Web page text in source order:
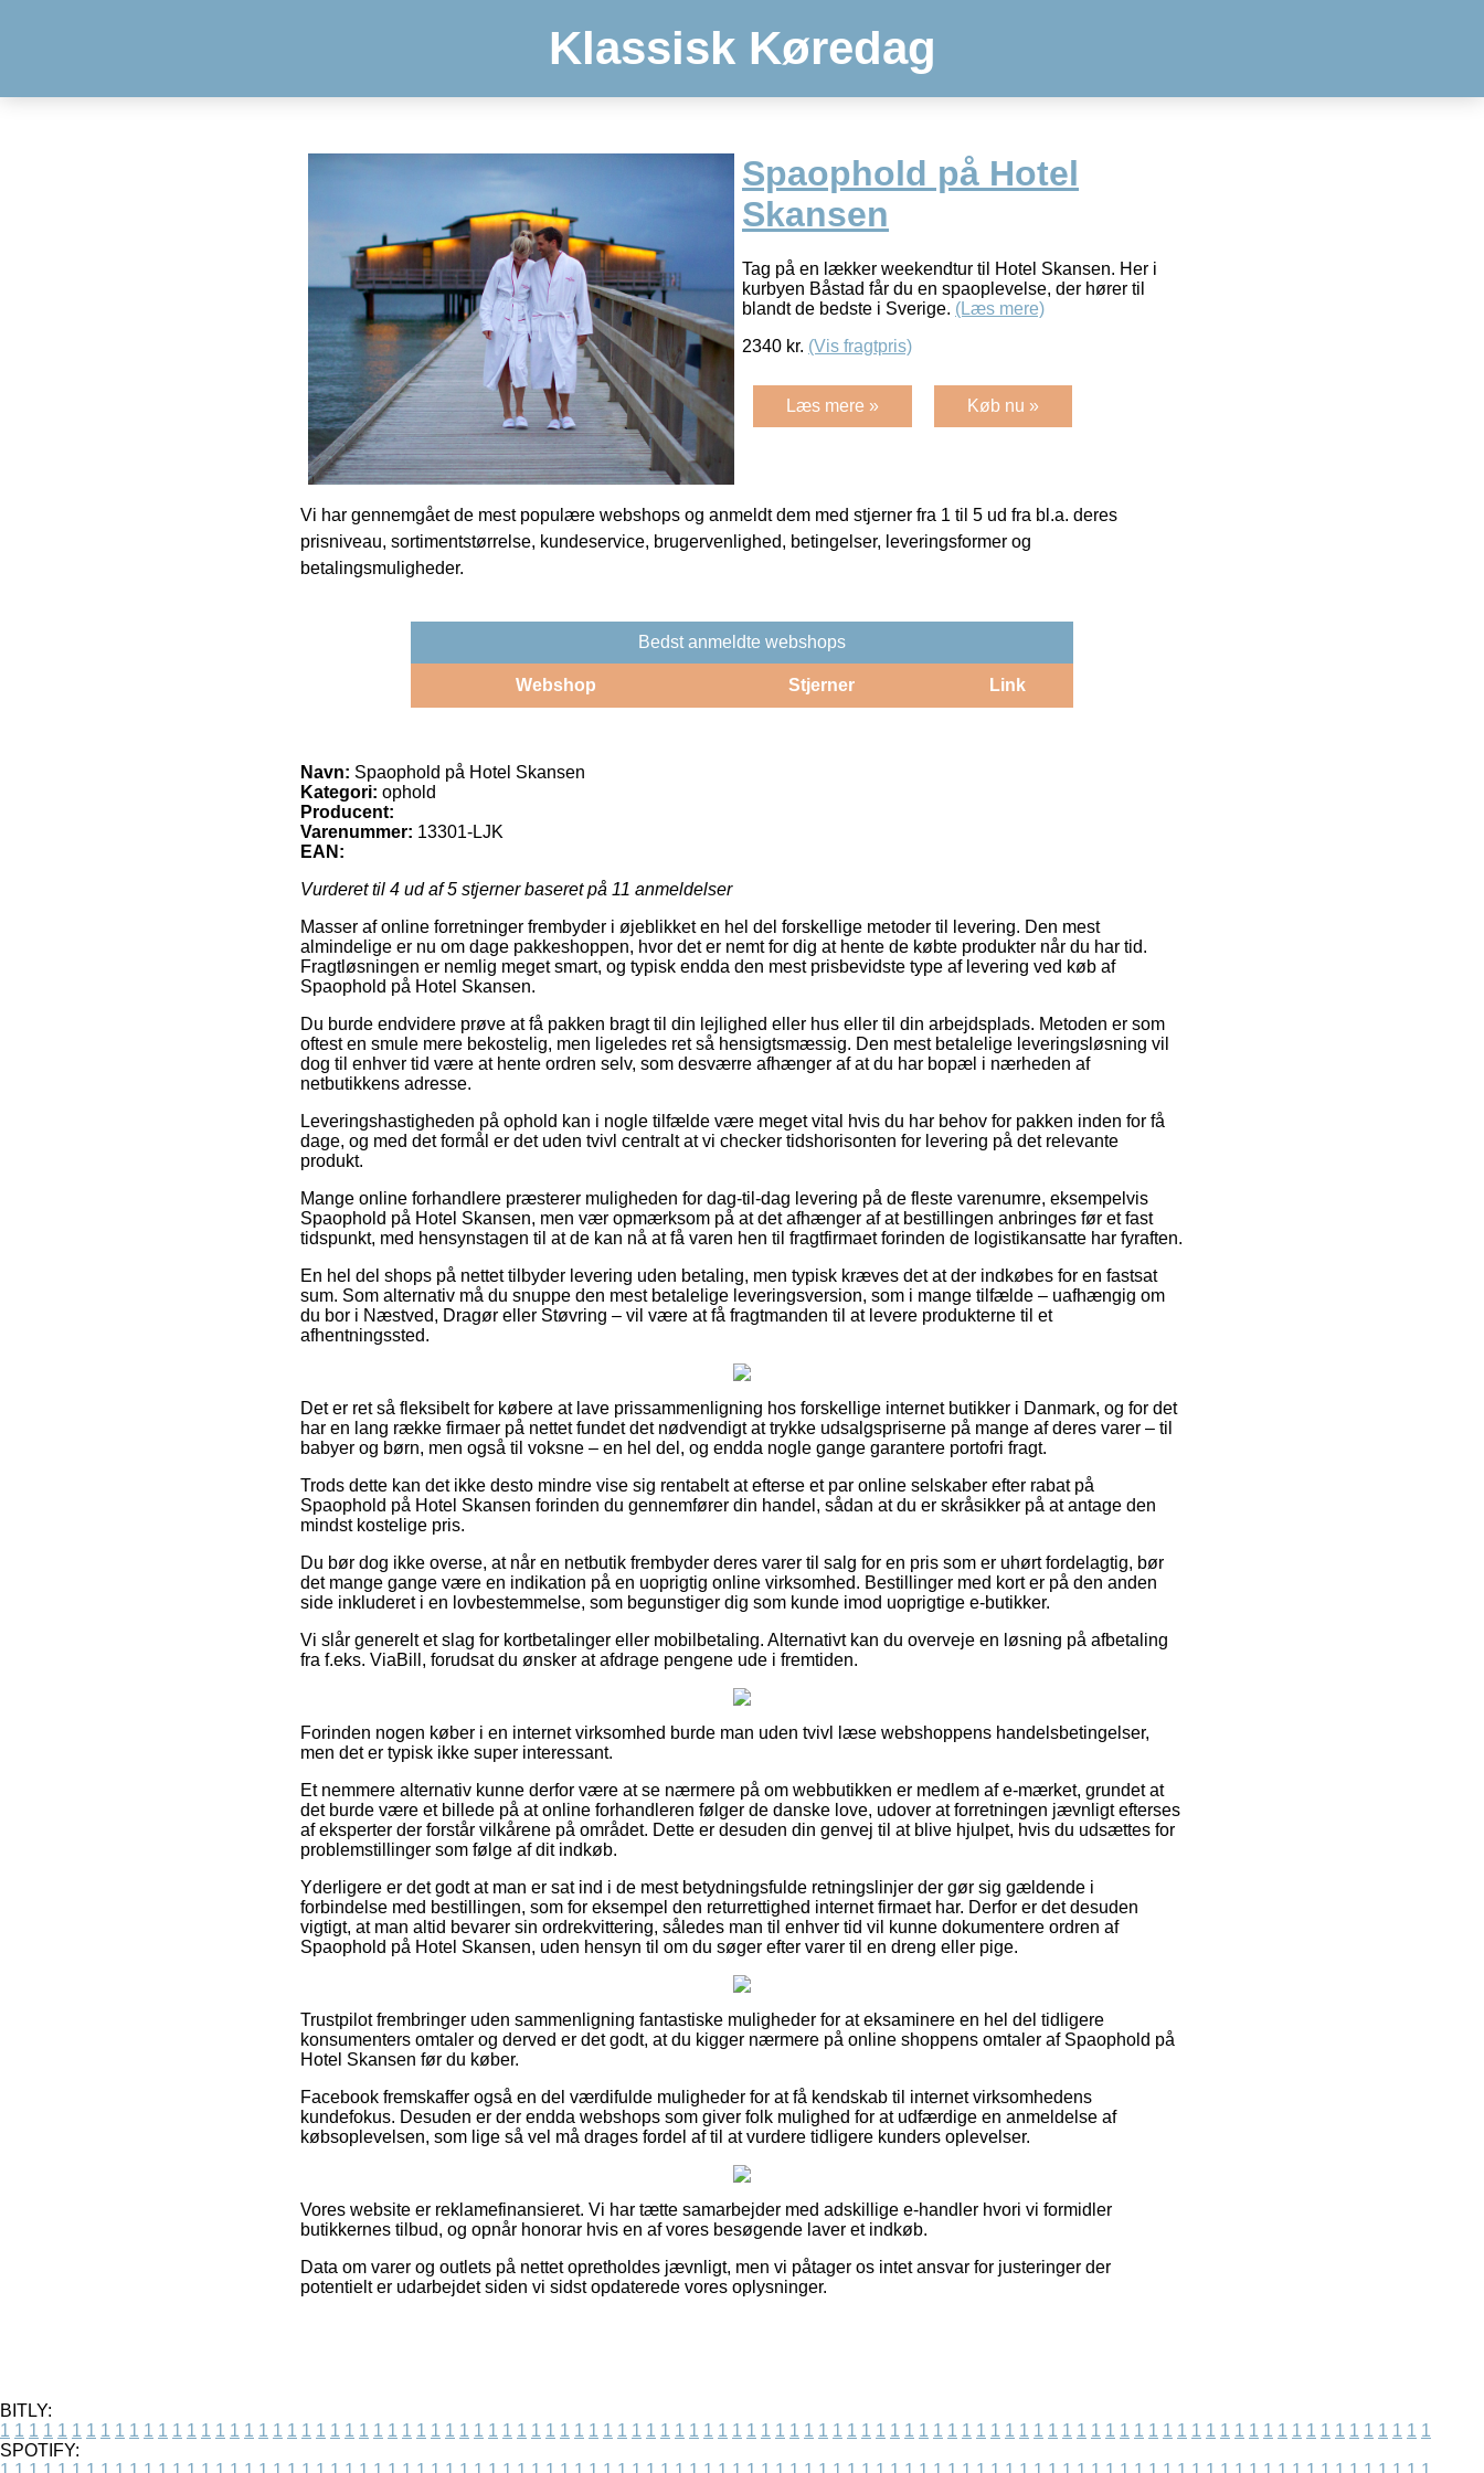
Klassisk Køredag
Spaophold på Hotel
Skansen
Tag på en lækker weekendtur til Hotel Skansen. Her i
kurbyen Båstad får du en spaoplevelse, der hører til
blandt de bedste i Sverige. (Læs mere)
2340 kr. (Vis fragtpris)
Læs mere » Køb nu »
Vi har gennemgået de mest populære webshops og anmeldt dem med stjerner fra 1 til 5 ud fra bl.a. deres
prisniveau, sortimentstørrelse, kundeservice, brugervenlighed, betingelser, leveringsformer og
betalingsmuligheder.
Bedst anmeldte webshops
Webshop Stjerner Link
Navn: Spaophold på Hotel Skansen
Kategori: ophold
Producent:
Varenummer: 13301-LJK
EAN:
Vurderet til 4 ud af 5 stjerner baseret på 11 anmeldelser
Masser af online forretninger frembyder i øjeblikket en hel del forskellige metoder til levering. Den mest
almindelige er nu om dage pakkeshoppen, hvor det er nemt for dig at hente de købte produkter når du har tid.
Fragtløsningen er nemlig meget smart, og typisk endda den mest prisbevidste type af levering ved køb af
Spaophold på Hotel Skansen.
Du burde endvidere prøve at få pakken bragt til din lejlighed eller hus eller til din arbejdsplads. Metoden er som
oftest en smule mere bekostelig, men ligeledes ret så hensigtsmæssig. Den mest betalelige leveringsløsning vil
dog til enhver tid være at hente ordren selv, som desværre afhænger af at du har bopæl i nærheden af
netbutikkens adresse.
Leveringshastigheden på ophold kan i nogle tilfælde være meget vital hvis du har behov for pakken inden for få
dage, og med det formål er det uden tvivl centralt at vi checker tidshorisonten for levering på det relevante
produkt.
Mange online forhandlere præsterer muligheden for dag-til-dag levering på de fleste varenumre, eksempelvis
Spaophold på Hotel Skansen, men vær opmærksom på at det afhænger af at bestillingen anbringes før et fast
tidspunkt, med hensynstagen til at de kan nå at få varen hen til fragtfirmaet forinden de logistikansatte har fyraften.
En hel del shops på nettet tilbyder levering uden betaling, men typisk kræves det at der indkøbes for en fastsat
sum. Som alternativ må du snuppe den mest betalelige leveringsversion, som i mange tilfælde – uafhængig om
du bor i Næstved, Dragør eller Støvring – vil være at få fragtmanden til at levere produkterne til et
afhentningssted.
Det er ret så fleksibelt for købere at lave prissammenligning hos forskellige internet butikker i Danmark, og for det
har en lang række firmaer på nettet fundet det nødvendigt at trykke udsalgspriserne på mange af deres varer – til
babyer og børn, men også til voksne – en hel del, og endda nogle gange garantere portofri fragt.
Trods dette kan det ikke desto mindre vise sig rentabelt at efterse et par online selskaber efter rabat på
Spaophold på Hotel Skansen forinden du gennemfører din handel, sådan at du er skråsikker på at antage den
mindst kostelige pris.
Du bør dog ikke overse, at når en netbutik frembyder deres varer til salg for en pris som er uhørt fordelagtig, bør
det mange gange være en indikation på en uoprigtig online virksomhed. Bestillinger med kort er på den anden
side inkluderet i en lovbestemmelse, som begunstiger dig som kunde imod uoprigtige e-butikker.
Vi slår generelt et slag for kortbetalinger eller mobilbetaling. Alternativt kan du overveje en løsning på afbetaling
fra f.eks. ViaBill, forudsat du ønsker at afdrage pengene ude i fremtiden.
Forinden nogen køber i en internet virksomhed burde man uden tvivl læse webshoppens handelsbetingelser,
men det er typisk ikke super interessant.
Et nemmere alternativ kunne derfor være at se nærmere på om webbutikken er medlem af e-mærket, grundet at
det burde være et billede på at online forhandleren følger de danske love, udover at forretningen jævnligt efterses
af eksperter der forstår vilkårene på området. Dette er desuden din genvej til at blive hjulpet, hvis du udsættes for
problemstillinger som følge af dit indkøb.
Yderligere er det godt at man er sat ind i de mest betydningsfulde retningslinjer der gør sig gældende i
forbindelse med bestillingen, som for eksempel den returrettighed internet firmaet har. Derfor er det desuden
vigtigt, at man altid bevarer sin ordrekvittering, således man til enhver tid vil kunne dokumentere ordren af
Spaophold på Hotel Skansen, uden hensyn til om du søger efter varer til en dreng eller pige.
Trustpilot frembringer uden sammenligning fantastiske muligheder for at eksaminere en hel del tidligere
konsumenters omtaler og derved er det godt, at du kigger nærmere på online shoppens omtaler af Spaophold på
Hotel Skansen før du køber.
Facebook fremskaffer også en del værdifulde muligheder for at få kendskab til internet virksomhedens
kundefokus. Desuden er der endda webshops som giver folk mulighed for at udfærdige en anmeldelse af
købsoplevelsen, som lige så vel må drages fordel af til at vurdere tidligere kunders oplevelser.
Vores website er reklamefinansieret. Vi har tætte samarbejder med adskillige e-handler hvori vi formidler
butikkernes tilbud, og opnår honorar hvis en af vores besøgende laver et indkøb.
Data om varer og outlets på nettet opretholdes jævnligt, men vi påtager os intet ansvar for justeringer der
potentielt er udarbejdet siden vi sidst opdaterede vores oplysninger.
BITLY:
1 1 1 1 1 1 1 1 1 1 1 1 1 1 1 1 1 1 1 1 1 1 1 1 1 1 1 1 1 1 1 1 1 1 1 1 1 1 1 1 1 1 1 1 1 1 1 1 1 1 1 1 1 1 1 1 1 1 1 1 1 1 1 1 1 1 1 1 1 1 1 1 1 1 1 1 1 1 1 1 1 1 1 1 1 1 1 1 1 1 1 1 1 1 1 1 1 1 1 1
SPOTIFY: